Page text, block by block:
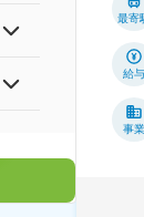
最寄
給与
事業